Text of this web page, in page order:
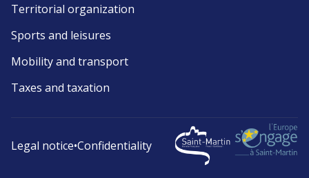
Territorial organization
Sports and leisures
Mobility and transport
Taxes and taxation
Legal notice•Confidentiality